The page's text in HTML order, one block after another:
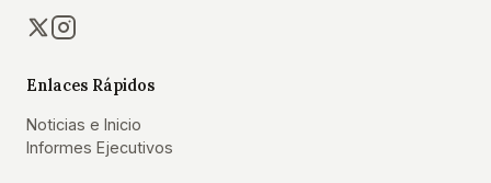
Enlaces Rápidos
Noticias e Inicio
Informes Ejecutivos